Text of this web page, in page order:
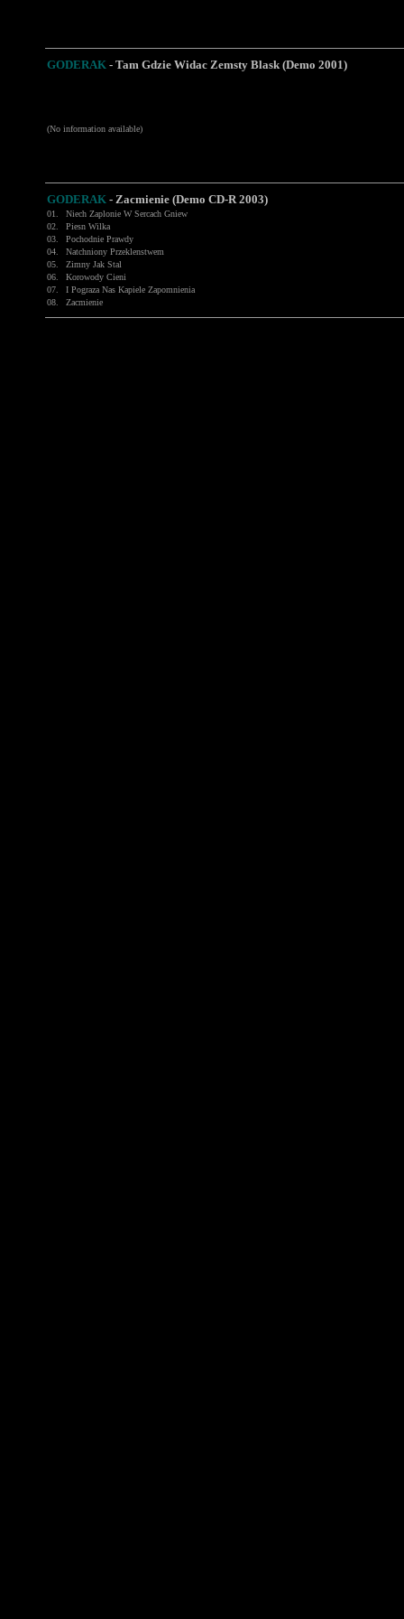
GODERAK - Tam Gdzie Widac Zemsty Blask (Demo 2001)
(No information available)
GODERAK - Zacmienie (Demo CD-R 2003)
01.
Niech Zaplonie W Sercach Gniew
02.
Piesn Wilka
03.
Pochodnie Prawdy
04.
Natchniony Przeklenstwem
05.
Zimny Jak Stal
06.
Korowody Cieni
07.
I Pograza Nas Kapiele Zapomnienia
08.
Zacmienie